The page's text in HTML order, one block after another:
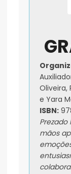
Oliveira,
e Yara
ISBN:
mãos